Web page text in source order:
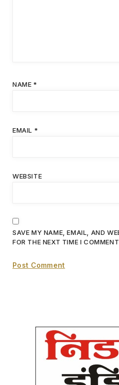
NAME *
EMAIL *
WEBSITE
SAVE MY NAME, EMAIL, AND
FOR THE NEXT TIME I